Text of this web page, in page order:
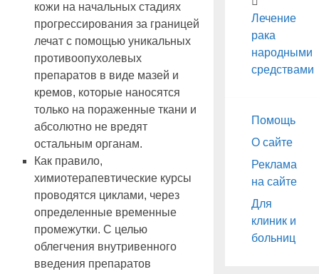
кожи на начальных стадиях
прогрессирования за границей
лечат с помощью уникальных
противоопухолевых
препаратов в виде мазей и
кремов, которые наносятся
только на пораженные ткани и
абсолютно не вредят
остальным органам.
Как правило,
химиотерапевтические курсы
проводятся циклами, через
определенные временные
промежутки. С целью
облегчения внутривенного
введения препаратов
Лечение
рака
народными
средствами
Помощь
О сайте
Реклама
на сайте
Для
клиник и
больниц